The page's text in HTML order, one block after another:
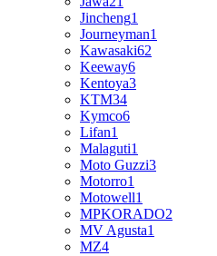
Jincheng1
Journeyman1
Kawasaki62
Keeway6
Kentoya3
KTM34
Kymco6
Lifan1
Malaguti1
Moto Guzzi3
Motorro1
Motowell1
MPKORADO2
MV Agusta1
MZ4